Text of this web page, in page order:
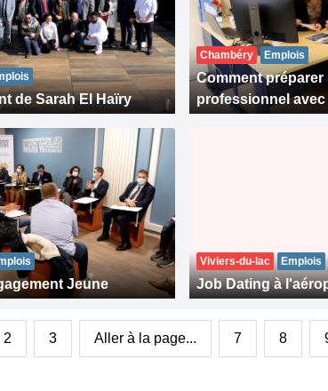
de Sarah El Haïry
Chambéry Emplois
Comment préparer
professionnel avec
Jeune
Viviers-du-lac Emplois
Job Dating à
2 3 Aller à la page... 7 8